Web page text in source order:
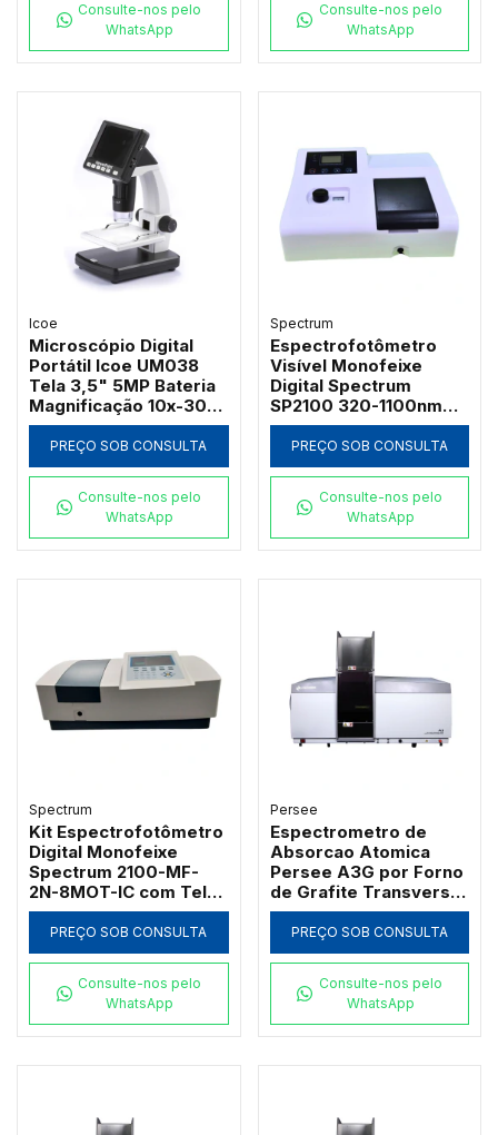
Consulte-nos pelo
WhatsApp
Consulte-nos pelo
WhatsApp
Icoe
Microscópio Digital
Portátil Icoe UM038
Tela 3,5" 5MP Bateria
Magnificação 10x-300x
e Iluminação LED
PREÇO SOB CONSULTA
Consulte-nos pelo
WhatsApp
Spectrum
Espectrofotômetro
Visível Monofeixe
Digital Spectrum
SP2100 320-1100nm
com Suporte 4
Cubetas de 50mm e
Software PC
PREÇO SOB CONSULTA
Consulte-nos pelo
WhatsApp
Spectrum
Kit Espectrofotômetro
Digital Monofeixe
Spectrum 2100-MF-
2N-8MOT-IC com Tela
de 7" Banda 2nm 21
CFR e Carrossel 8
Posições
PREÇO SOB CONSULTA
Consulte-nos pelo
WhatsApp
Persee
Espectrometro de
Absorcao Atomica
Persee A3G por Forno
de Grafite Transversal
com Correcao D2 e SR
PREÇO SOB CONSULTA
Consulte-nos pelo
WhatsApp